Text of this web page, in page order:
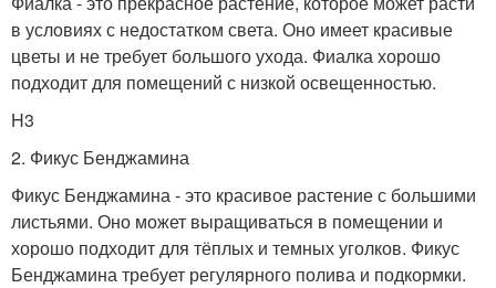
в условиях с недостатком света. Оно имеет красивые
цветы и не требует большого ухода. Фиалка хорошо
подходит для помещений с низкой освещенностью.
H3
2. Фикус Бенджамина
Фикус Бенджамина - это красивое растение с большими
листьями. Оно может выращиваться в помещении и
хорошо подходит для тёплых и темных уголков. Фикус
Бенджамина требует регулярного полива и подкормки.